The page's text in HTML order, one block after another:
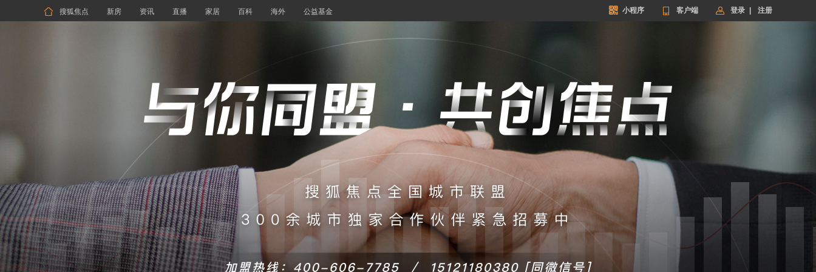
 搜狐焦点 新房 资讯 直播 家居 百科 海外 公益基金  小程序  客户端  登录 注册